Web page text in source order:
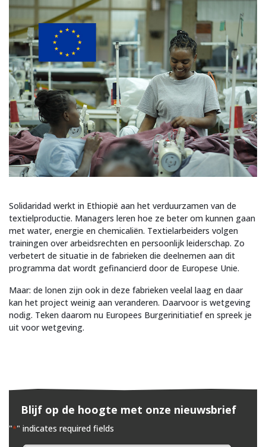
Solidaridad werkt in Ethiopië aan het verduurzamen van de
textielproductie. Managers leren hoe ze beter om kunnen gaan
met water, energie en chemicaliën. Textielarbeiders volgen
trainingen over arbeidsrechten en persoonlijk leiderschap. Zo
verbetert de situatie in de fabrieken die deelnemen aan dit
programma dat wordt gefinancierd door de Europese Unie.
Maar: de lonen zijn ook in deze fabrieken veelal laag en daar
kan het project weinig aan veranderen. Daarvoor is wetgeving
nodig. Teken daarom nu Europees Burgerinitiatief en spreek je
uit voor wetgeving.
Blijf op de hoogte met onze nieuwsbrief
"*" indicates required fields